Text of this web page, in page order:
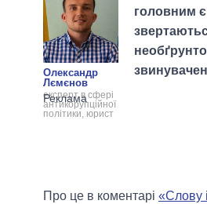
Олександр
Лємєнов
експерт в сфері
антикорупційної
політики, юрист
головним
Про це в коментарі «Слову